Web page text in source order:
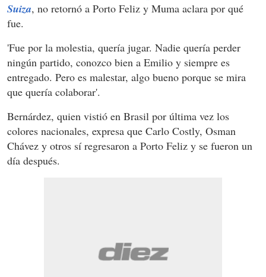
Suiza, no retornó a Porto Feliz y Muma aclara por qué
fue.
'Fue por la molestia, quería jugar. Nadie quería perder
ningún partido, conozco bien a Emilio y siempre es
entregado. Pero es malestar, algo bueno porque se mira
que quería colaborar'.
Bernárdez, quien vistió en Brasil por última vez los
colores nacionales, expresa que Carlo Costly, Osman
Chávez y otros sí regresaron a Porto Feliz y se fueron un
día después.